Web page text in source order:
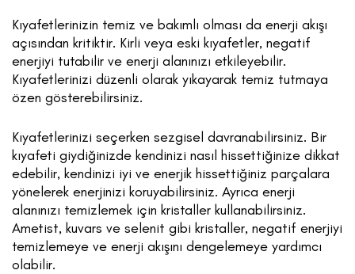
Kıyafetlerinizin temiz ve bakımlı olması da enerji akışı
açısından kritiktir. Kirli veya eski kıyafetler, negatif
enerjiyi tutabilir ve enerji alanınızı etkileyebilir.
Kıyafetlerinizi düzenli olarak yıkayarak temiz tutmaya
özen gösterebilirsiniz.
Kıyafetlerinizi seçerken sezgisel davranabilirsiniz. Bir
kıyafeti giydiğinizde kendinizi nasıl hissettiğinize dikkat
edebilir, kendinizi iyi ve enerjik hissettiğiniz parçalara
yönelerek enerjinizi koruyabilirsiniz. Ayrıca enerji
alanınızı temizlemek için kristaller kullanabilirsiniz.
Ametist, kuvars ve selenit gibi kristaller, negatif enerjiyi
temizlemeye ve enerji akışını dengelemeye yardımcı
olabilir.